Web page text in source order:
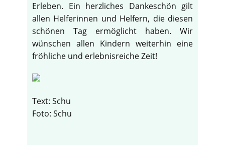
Erleben. Ein herzliches Dankeschön gilt
allen Helferinnen und Helfern, die diesen
schönen Tag ermöglicht haben. Wir
wünschen allen Kindern weiterhin eine
fröhliche und erlebnisreiche Zeit!
Text: Schu
Foto: Schu